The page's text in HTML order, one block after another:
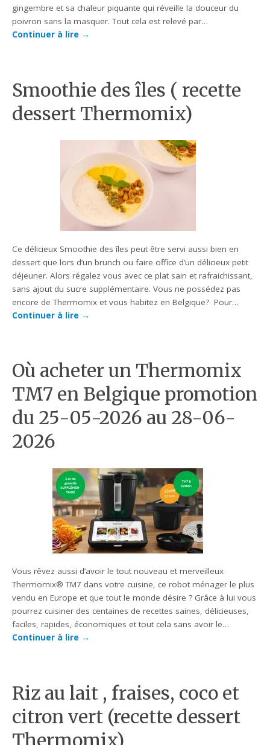
gingembre et sa chaleur piquante qui réveille la douceur du
poivron sans la masquer. Tout cela est relevé par…
Continuer à lire →
Smoothie des îles ( recette
dessert Thermomix)
Ce délicieux Smoothie des îles peut être servi aussi bien en
dessert que lors d’un brunch ou faire office d’un délicieux petit
déjeuner. Alors régalez vous avec ce plat sain et rafraichissant,
sans ajout du sucre supplémentaire. Vous ne possédez pas
encore de Thermomix et vous habitez en Belgique? Pour…
Continuer à lire →
Où acheter un Thermomix
TM7 en Belgique promotion
du 25-05-2026 au 28-06-
2026
Vous rêvez aussi d’avoir le tout nouveau et merveilleux
Thermomix® TM7 dans votre cuisine, ce robot ménager le plus
vendu en Europe et que tout le monde désire ? Grâce à lui vous
pourrez cuisiner des centaines de recettes saines, délicieuses,
faciles, rapides, économiques et tout cela sans avoir le…
Continuer à lire →
Riz au lait , fraises, coco et
citron vert (recette dessert
Thermomix)